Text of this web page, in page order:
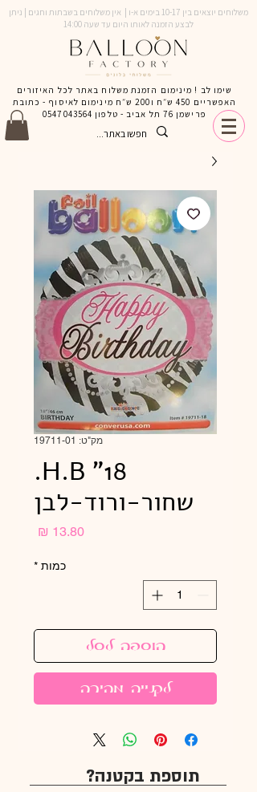
משלוחים יוצאים בין 10-17 בימים א-ו | אין משלוחים בשבתות וחגים | ניתן
לבצע הזמנה לאותו היום עד שעה 14:00
שימו לב ! מינימום הזמנת משלוח באתר לכל האיזורים
האפשריים 450 ש״ח ו200 ש״ח מינימום לאיסוף - כתובת
פרישמן 76 תל אביב - טלפון
0547043564
מק"ט: 19711-01
H.B "18.
שחור-ורוד-לבן
כמות *
הוספה לסל
לקנייה מהירה
תוספת בקטנה?